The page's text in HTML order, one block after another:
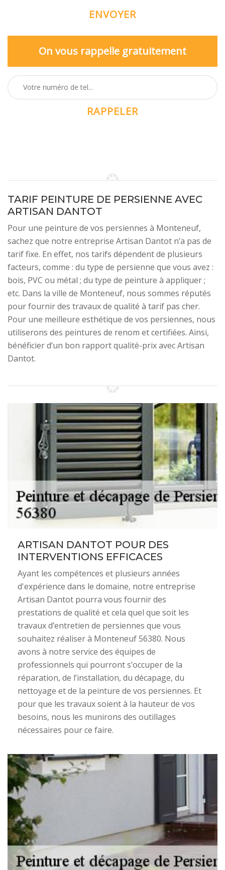
On vous rappelle gratuitement
TARIF PEINTURE DE PERSIENNE AVEC
ARTISAN DANTOT
Pour une peinture de vos persiennes à Monteneuf,
sachez que notre entreprise Artisan Dantot n’a pas de
tarif fixe. En effet, nos tarifs dépendent de plusieurs
facteurs, comme : du type de persienne que vous avez :
bois, PVC ou métal ; du type de peinture à appliquer ;
etc. Dans la ville de Monteneuf, nous sommes réputés
pour fournir des travaux de qualité à tarif pas cher.
Pour une meilleure esthétique de vos persiennes, nous
utiliserons des peintures de renom et certifiées. Ainsi,
bénéficier d’un bon rapport qualité-prix avec Artisan
Dantot.
ARTISAN DANTOT POUR DES
INTERVENTIONS EFFICACES
Ayant les compétences et plusieurs années
d'expérience dans le domaine, notre entreprise
Artisan Dantot pourra vous fournir des
prestations de qualité et cela quel que soit les
travaux d’entretien de persiennes que vous
souhaitez réaliser à Monteneuf 56380. Nous
avons à notre service des équipes de
professionnels qui pourront s’occuper de la
réparation, de l’installation, du décapage, du
nettoyage et de la peinture de vos persiennes. Et
pour que les travaux soient à la hauteur de vos
besoins, nous les munirons des outillages
nécessaires pour ce faire.